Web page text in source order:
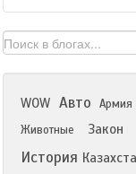
WOW Авто Армия
Животные
Закон
История